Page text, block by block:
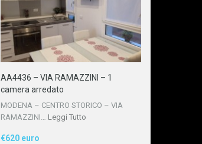
AA4436 – VIA RAMAZZINI – 1
camera arredato
MODENA – CENTRO STORICO – VIA
RAMAZZINI… Leggi Tutto
€620 euro